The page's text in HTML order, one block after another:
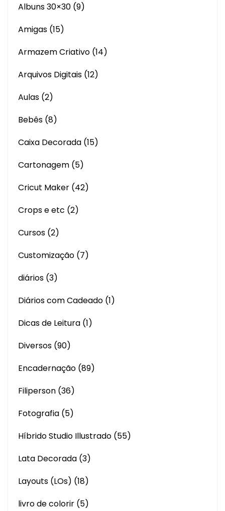
Albuns 30×30 (9)
Amigas (15)
Armazem Criativo (14)
Arquivos Digitais (12)
Aulas (2)
Bebês (8)
Caixa Decorada (15)
Cartonagem (5)
Cricut Maker (42)
Crops e etc (2)
Cursos (2)
Customização (7)
diários (3)
Diários com Cadeado (1)
Dicas de Leitura (1)
Diversos (90)
Encadernação (89)
Filiperson (36)
Fotografia (5)
Híbrido Studio Illustrado (55)
Lata Decorada (3)
Layouts (LOs) (18)
livro de colorir (5)